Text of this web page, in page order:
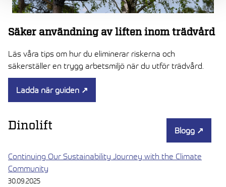
Säker användning av liften inom trädvård
Läs våra tips om hur du eliminerar riskerna och
säkerställer en trygg arbetsmiljö när du utför trädvård.
Ladda när guiden ↗
Dinolift Blogg ↗
Continuing Our Sustainability Journey with the Climate
Community
30.09.2025